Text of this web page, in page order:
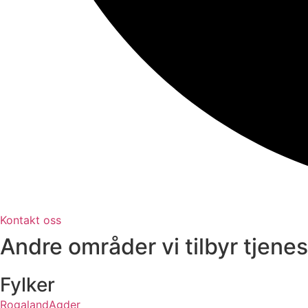
Kontakt oss
Andre områder vi tilbyr
Fylker
RogalandAgder